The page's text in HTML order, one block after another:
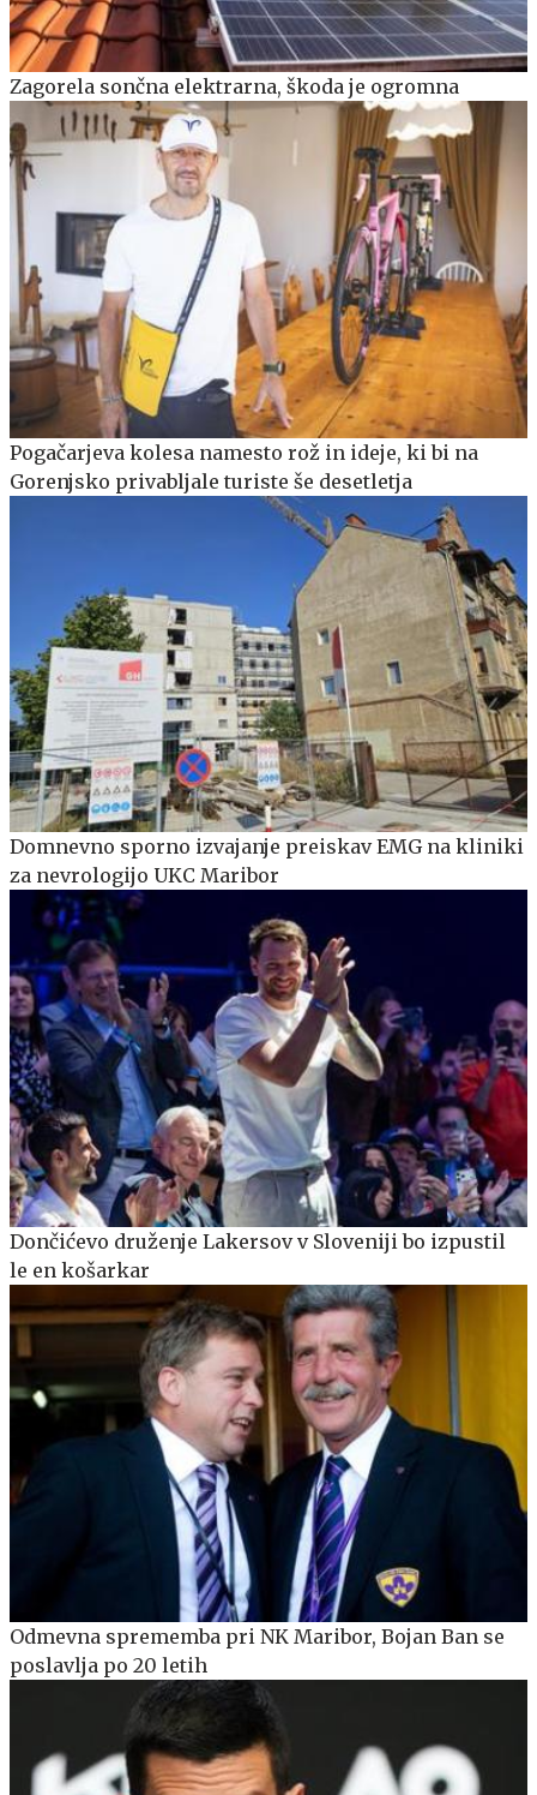
Zagorela sončna elektrarna, škoda je ogromna
Pogačarjeva kolesa namesto rož in ideje, ki bi na
Gorenjsko privabljale turiste še desetletja
Domnevno sporno izvajanje preiskav EMG na kliniki
za nevrologijo UKC Maribor
Dončićevo druženje Lakersov v Sloveniji bo izpustil
le en košarkar
Odmevna sprememba pri NK Maribor, Bojan Ban se
poslavlja po 20 letih